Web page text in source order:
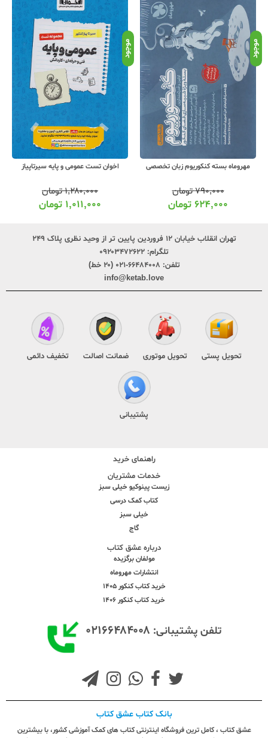
موجود
مهروماه بسته کنکوریوم زبان تخصصی
۷۹۰,۰۰۰تومان
۶۲۴,۰۰۰ تومان
موجود
اخوان تست عمومی و پایه سیرتاپیاز
۱,۲۸۰,۰۰۰تومان
۱,۰۱۱,۰۰۰ تومان
تهران انقلاب خیابان ۱۲ فروردین پایین تر از وحید نظری پلاک ۲۴۹
تلگرام: ۰۹۲۰۳۴۷۲۶۲۲
تلفن: ۶۶۴۸۴۰۰۸-۰۲۱ (۲۰ خط)
info@ketab.love
تحویل پستی تحویل موتوری ضمانت اصالت تخفیف دائمی
پشتیبانی
راهنمای خرید
خدمات مشتریان
زیست پینوکیو خیلی سبز
کتاب کمک درسی
خیلی سبز
گاج
درباره عشق کتاب
مولفان برگزیده
انتشارات مهروماه
خرید کتاب کنکور 1405
خرید کتاب کنکور 1406
تلفن پشتیبانی: ۰۲۱۶۶۴۸۴۰۰۸
بانک کتاب عشق کتاب
عشق کتاب ، کامل ترین فروشگاه اینترنتی کتاب های کمک آموزشی کشور، با بیشترین